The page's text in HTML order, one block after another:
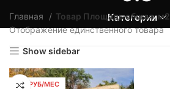
Категории
Главная Товар Площадь общая, м2
Отображение единственного товара
Show sidebar
106 РУБ/МЕС